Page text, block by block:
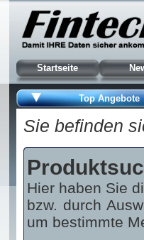
Startseite
Top Angebote
Sie befinden
Hier haben Sie
bzw. durch
um bestimmte